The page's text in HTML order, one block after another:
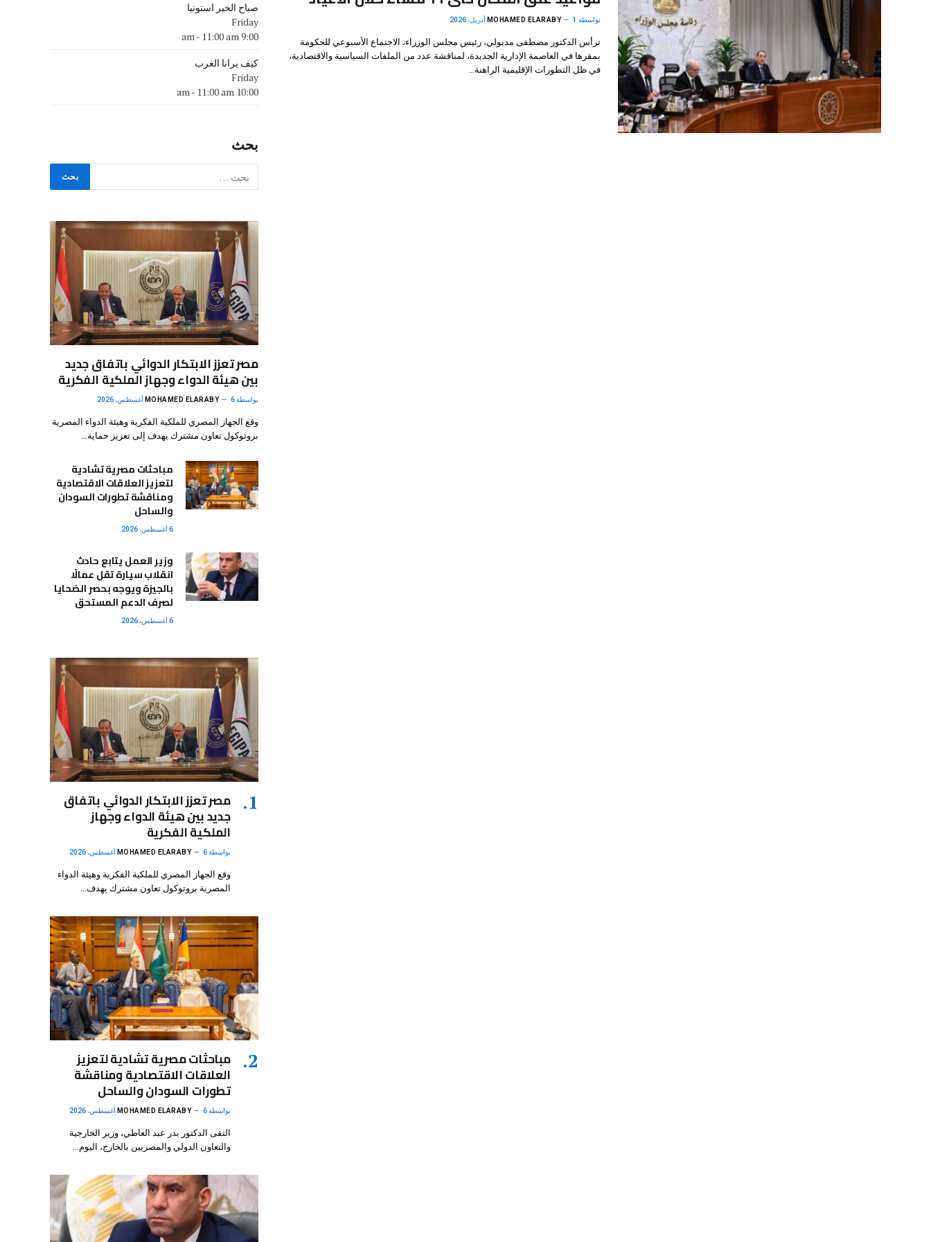
بواسطة MOHAMED ELARABY 1 أبريل، 2026
ترأس الدكتور مصطفى مدبولي، رئيس مجلس الوزراء، الاجتماع الأسبوعي للحكومة
بمقرها في العاصمة الإدارية الجديدة، لمناقشة عدد من الملفات السياسية والاقتصادية،
في ظل التطورات الإقليمية الراهنة…
صباح الخير استونيا
Friday
9:00 am
- 11:00 am
كيف يرانا الغرب
Friday
10:00 am
- 11:00 am
بحث
مصر تعزز الابتكار الدوائي باتفاق جديد
بين هيئة الدواء وجهاز الملكية الفكرية
بواسطة MOHAMED ELARABY 6 أغسطس، 2026
وقع الجهاز المصري للملكية الفكرية وهيئة الدواء المصرية
بروتوكول تعاون مشترك يهدف إلى تعزيز حماية…
مباحثات مصرية تشادية
لتعزيز العلاقات الاقتصادية
ومناقشة تطورات السودان
والساحل
6 أغسطس، 2026
وزير العمل يتابع حادث
انقلاب سيارة تقل عمالًا
بالجيزة ويوجه بحصر الضحايا
لصرف الدعم المستحق
6 أغسطس، 2026
مصر تعزز الابتكار الدوائي باتفاق
جديد بين هيئة الدواء وجهاز
الملكية الفكرية
بواسطة MOHAMED ELARABY 6 أغسطس، 2026
وقع الجهاز المصري للملكية الفكرية وهيئة الدواء
المصرية بروتوكول تعاون مشترك يهدف…
مباحثات مصرية تشادية لتعزيز
العلاقات الاقتصادية ومناقشة
تطورات السودان والساحل
بواسطة MOHAMED ELARABY 6 أغسطس، 2026
التقى الدكتور بدر عبد العاطي، وزير الخارجية
والتعاون الدولي والمصريين بالخارج، اليوم…